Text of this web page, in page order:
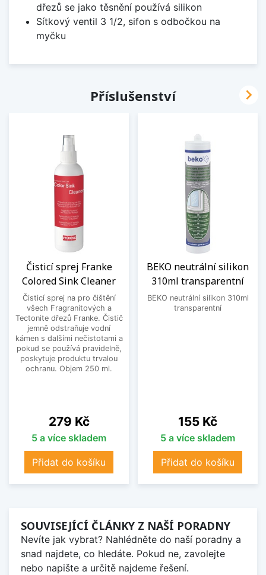
dřezů se jako těsnění používá silikon
Sítkový ventil 3 1/2, sifon s odbočkou na
myčku
Příslušenství
Čisticí sprej Franke
Colored Sink Cleaner
Čisticí sprej na pro čištění
všech Fragranitových a
Tectonite dřezů Franke. Čistič
jemně odstraňuje vodní
kámen s dalšími nečistotami a
pokud se používá pravidelně,
poskytuje produktu trvalou
ochranu. Objem 250 ml.
Cena
279 Kč
5 a více skladem
Přidat do košíku
BEKO neutrální silikon
310ml transparentní
BEKO neutrální silikon 310ml
transparentní
Cena
155 Kč
5 a více skladem
Přidat do košíku

SOUVISEJÍCÍ ČLÁNKY Z NAŠÍ PORADNY
Nevíte jak vybrat? Nahlédněte do naší poradny a
snad najdete, co hledáte. Pokud ne, zavolejte
nebo napište a určitě najdeme řešení.